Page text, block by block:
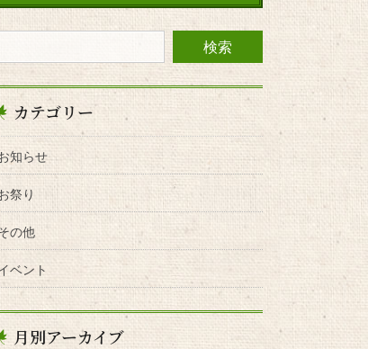
カテゴリー
知らせ
祭り
の他
ベント
月別アーカイブ